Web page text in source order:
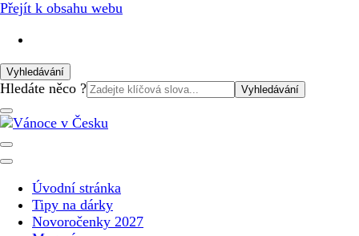
Přejít k obsahu webu
Vyhledávání
Vyhledat:
Hledáte něco ?
Vánoce v Česku
nejkrásnějším svátku v roce v České republice
Úvodní stránka
Tipy na dárky
Novoročenky 2027